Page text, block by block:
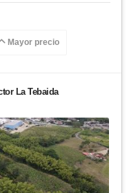
Mayor precio
La Tebaida